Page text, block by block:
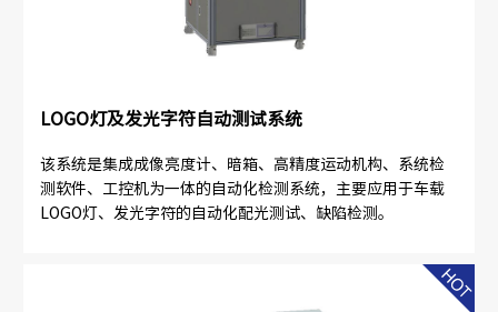
LOGO灯及发光字符自动测试系统
该系统是集成成像亮度计、暗箱、高精度运动机构、系统检
测软件、工控机为一体的自动化检测系统，主要应用于车载
LOGO灯、发光字符的自动化配光测试、缺陷检测。